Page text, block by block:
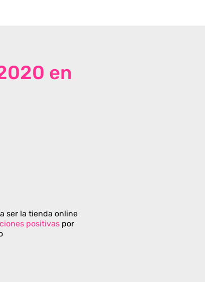
en
ser la tienda online
positivas por